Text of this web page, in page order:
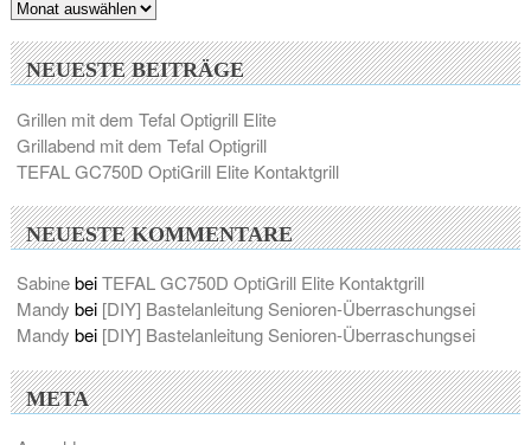
NEUESTE BEITRÄGE
Grillen mit dem Tefal Optigrill Elite
Grillabend mit dem Tefal Optigrill
TEFAL GC750D OptiGrill Elite Kontaktgrill
NEUESTE KOMMENTARE
SabinebeiTEFAL GC750D OptiGrill Elite Kontaktgrill
Mandy bei [DIY] Bastelanleitung Senioren-Überraschungsei
Mandy bei [DIY] Bastelanleitung Senioren-Überraschungsei
META